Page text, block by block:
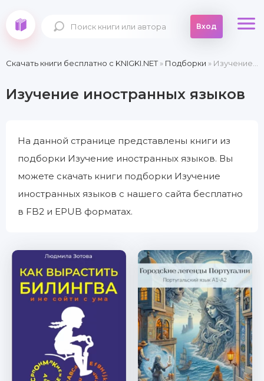
Вход
Скачать книги бесплатно c KNIGKI.NET» Подборки » Изучение иностранных языков
Изучение иностранных языков
На данной странице представлены книги из
подборки Изучение иностранных языков. Вы
можете скачать книги подборки Изучение
иностранных языков с нашего сайта бесплатно
в FB2 и EPUB форматах.